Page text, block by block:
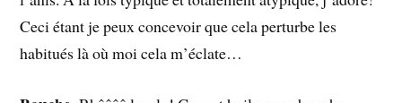
Ceci étant je peux concevoir que cela perturbe les
habitués là où moi cela m’éclate…